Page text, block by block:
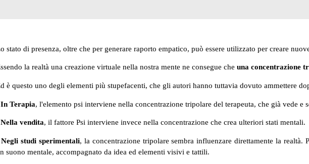
stato di presenza, oltre che per generare raporto empatico, può essere utilizzato per creare
la realtà una creazione virtuale nella nostra mente ne consegue cheuna concentrazione
è questo uno degli elementi più stupefacenti, che gli autori hanno tuttavia dovuto ammettere
In Terapia, l'elemento psi interviene nella concentrazione tripolare del terapeuta, che già vede e
Nella vendita, il fattore Psi interviene invece nella concentrazione che crea ulteriori stati mentali.
Negli studi sperimentali, la concentrazione tripolare sembra influenzare direttamente la realtà.
suono mentale, accompagnato da idea ed elementi visivi e tattili.